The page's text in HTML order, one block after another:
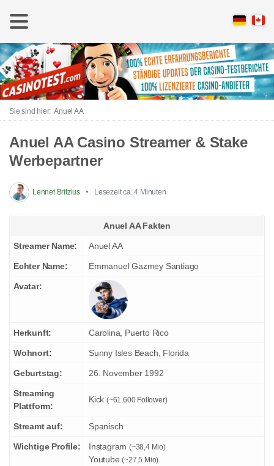
Anuel AA
Anuel AA Casino Streamer & Stake
Werbepartner
Lennet Britzius Lesezeit ca. 4 Minuten
Anuel AA Fakten
Streamer Name: Anuel AA
Echter Name: Emmanuel Gazmey Santiago
Avatar:
Herkunft: Carolina, Puerto Rico
Wohnort: Sunny Isles Beach, Florida
Geburtstag: 26. November 1992
Streaming
Plattform:
Kick (~61.600 Follower)
Streamt auf: Spanisch
Wichtige Profile: Instagram (~38,4 Mio)
Youtube(~27,5 Mio)